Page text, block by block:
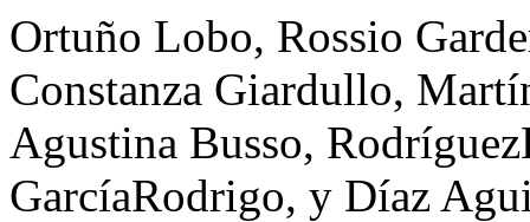
Ortuño Lobo, Rossio
Constanza Giardullo,
Agustina Busso,
GarcíaRodrigo, y Díaz